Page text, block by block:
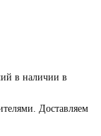
в наличии в
Доставляем